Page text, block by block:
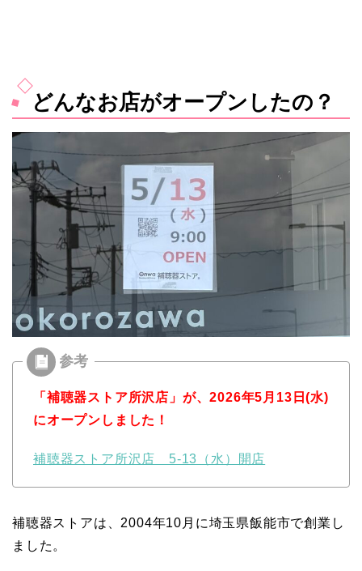
どんなお店がオープンしたの？
「補聴器ストア所沢店」が、2026年5月13日(水)
にオープンしました！
補聴器ストア所沢店 5-13（水）開店
補聴器ストアは、2004年10月に埼玉県飯能市で創業し
ました。